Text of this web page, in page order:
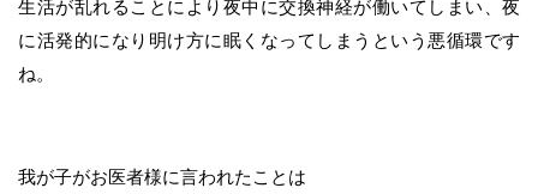
生活が乱れることにより夜中に交換神経が働いてしまい、夜
に活発的になり明け方に眠くなってしまうという悪循環です
ね。
我が子がお医者様に言われたことは